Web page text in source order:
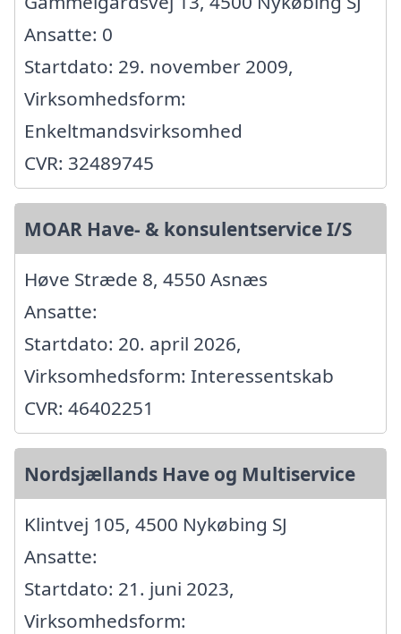
Ansatte: 0
Startdato: 29. november 2009,
Virksomhedsform:
Enkeltmandsvirksomhed
CVR: 32489745
MOAR Have- & konsulentservice I/S
Høve Stræde 8, 4550 Asnæs
Ansatte:
Startdato: 20. april 2026,
Virksomhedsform: Interessentskab
CVR: 46402251
Nordsjællands Have og Multiservice
Klintvej 105, 4500 Nykøbing SJ
Ansatte:
Startdato: 21. juni 2023,
Virksomhedsform: